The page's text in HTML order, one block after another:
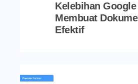
Kelebihan
Membuat
Efektif